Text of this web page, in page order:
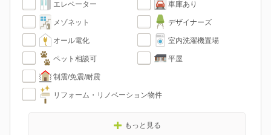
エレベーター 車庫あり
メゾネット デザイナーズ
オール電化 室内洗濯機置場
ペット相談可 平屋
制震/免震/耐震
リフォーム・リノベーション物件
もっと見る